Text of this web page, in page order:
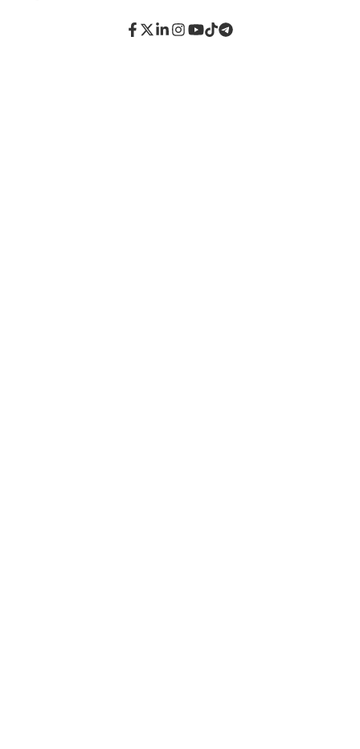
Facebook
Twitter
LinkedIn
Instagram
YouTube
TikTok
Telegram